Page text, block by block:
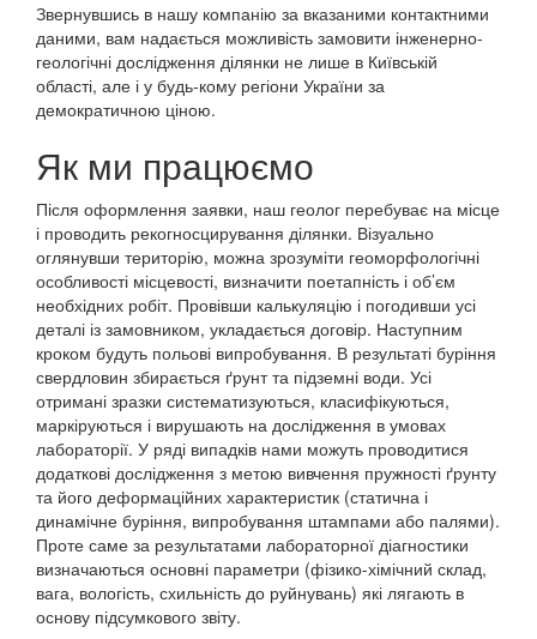
Звернувшись в нашу компанію за вказаними контактними
даними, вам надається можливість замовити інженерно-
геологічні дослідження ділянки не лише в Київській
області, але і у будь-кому регіони України за
демократичною ціною.
Як ми працюємо
Після оформлення заявки, наш геолог перебуває на місце
і проводить рекогносцирування ділянки. Візуально
оглянувши територію, можна зрозуміти геоморфологічні
особливості місцевості, визначити поетапність і об’єм
необхідних робіт. Провівши калькуляцію і погодивши усі
деталі із замовником, укладається договір. Наступним
кроком будуть польові випробування. В результаті буріння
свердловин збирається ґрунт та підземні води. Усі
отримані зразки систематизуються, класифікуються,
маркіруються і вирушають на дослідження в умовах
лабораторії. У ряді випадків нами можуть проводитися
додаткові дослідження з метою вивчення пружності ґрунту
та його деформаційних характеристик (статична і
динамічне буріння, випробування штампами або палями).
Проте саме за результатами лабораторної діагностики
визначаються основні параметри (фізико-хімічний склад,
вага, вологість, схильність до руйнувань) які лягають в
основу підсумкового звіту.